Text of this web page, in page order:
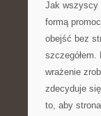
Jak wszyscy
formą
obejść bez
wrażenie
zdecyduje
to, aby